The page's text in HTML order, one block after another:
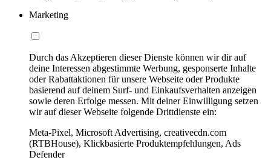
Marketing
Durch das Akzeptieren dieser Dienste können wir dir auf
deine Interessen abgestimmte Werbung, gesponserte Inhalte
oder Rabattaktionen für unsere Webseite oder Produkte
basierend auf deinem Surf- und Einkaufsverhalten anzeigen
sowie deren Erfolge messen. Mit deiner Einwilligung setzen
wir auf dieser Webseite folgende Drittdienste ein:
Meta-Pixel, Microsoft Advertising, creativecdn.com
(RTBHouse), Klickbasierte Produktempfehlungen, Ads
Defender